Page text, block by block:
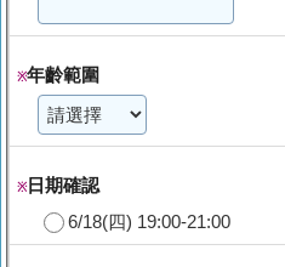
※年齡範圍
※日期確認
6/18(四) 19:00-21:00